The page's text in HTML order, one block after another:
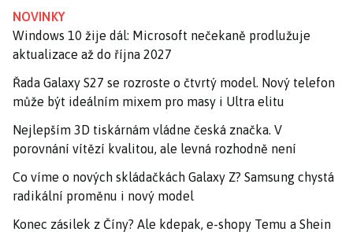
NOVINKY
Windows 10 žije dál: Microsoft nečekaně prodlužuje
aktualizace až do října 2027
Řada Galaxy S27 se rozroste o čtvrtý model. Nový telefon
může být ideálním mixem pro masy i Ultra elitu
Nejlepším 3D tiskárnám vládne česká značka. V
porovnání vítězí kvalitou, ale levná rozhodně není
Co víme o nových skládačkách Galaxy Z? Samsung chystá
radikální proměnu i nový model
Konec zásilek z Číny? Ale kdepak, e-shopy Temu a Shein